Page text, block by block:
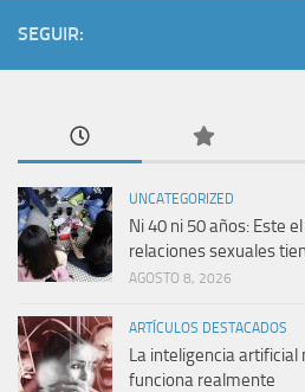
SEGUIR:
UNCATEGORIZED
Ni 40 ni 50 años: Este
relaciones sexuales
AGOSTO 8, 2026
ARTÍCULOS DESTACADOS
La inteligencia artificial
funciona realmente